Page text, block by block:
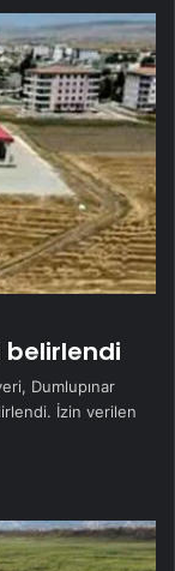
belirlendi
Dumlupınar
İzin verilen